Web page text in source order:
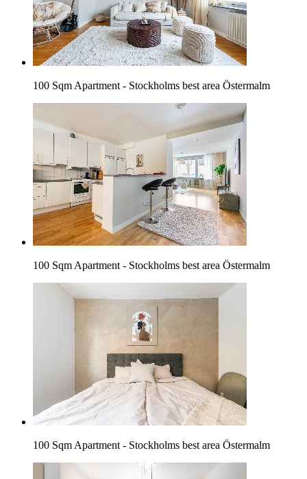
100 Sqm Apartment - Stockholms best area Östermalm
100 Sqm Apartment - Stockholms best area Östermalm
100 Sqm Apartment - Stockholms best area Östermalm